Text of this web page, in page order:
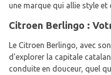
une marque qui allie style
Citroen Berlingo :
Le Citroen Berlingo, avec
d'explorer la capitale
conduite en douceur, quel